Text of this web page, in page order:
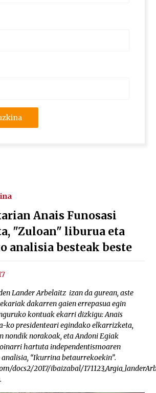
Anais Funosasi
"Zuloan" liburua eta
analisia besteak beste
Lander Arbelaitz izan da gurean, aste
dakarren gaien errepasua egin
kontuak ekarri dizkigu: Anais
ko presidenteari egindako elkarrizketa,
nondik norakoak, eta Andoni Egiak
hartuta independentismoaren
“Ikurrina betaurrekoekin”.
docs2/2017/ibaizabal/